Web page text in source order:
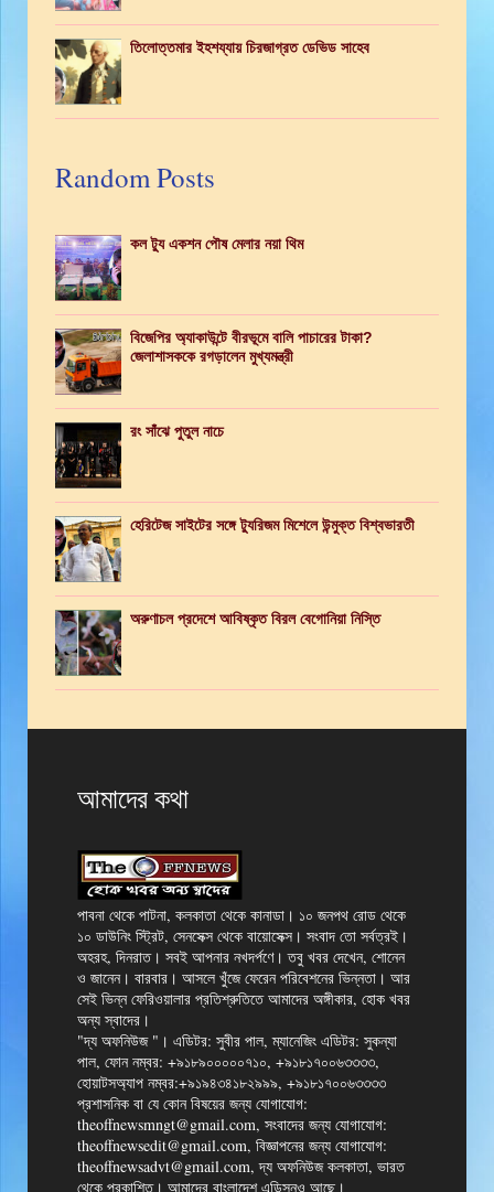
তিলোত্তমার ইহশয্যায় চিরজাগ্রত ডেভিড সাহেব
Random Posts
কল ট্যু একশন পৌষ মেলার নয়া থিম
বিজেপির অ্যাকাউন্টে বীরভূমে বালি পাচারের টাকা?
জেলাশাসককে রগড়ালেন মুখ্যমন্ত্রী
রং সাঁঝে পুতুল নাচে
হেরিটেজ সাইটের সঙ্গে ট্যুরিজম মিশেলে উন্মুক্ত বিশ্বভারতী
অরুণাচল প্রদেশে আবিষ্কৃত বিরল বেগোনিয়া নিস্তি
আমাদের কথা
পাবনা থেকে পাটনা, কলকাতা থেকে কানাডা। ১০ জনপথ রোড থেকে
১০ ডাউনিং স্ট্রিট, সেনসেক্স থেকে বায়োসেক্স। সংবাদ তো সর্বত্রই।
অহরহ, দিনরাত। সবই আপনার নখদর্পণে। তবু খবর দেখেন, শোনেন
ও জানেন। বারবার। আসলে খুঁজে ফেরেন পরিবেশনের ভিন্নতা। আর
সেই ভিন্ন ফেরিওয়ালার প্রতিশ্রুতিতে আমাদের অঙ্গীকার, হোক খবর
অন্য স্বাদের।
"দ্য অফনিউজ "। এডিটর: সুবীর পাল, ম্যানেজিং এডিটর: সুকন্যা
পাল, ফোন নম্বর: +৯১৮৯০০০০০৭১০, +৯১৮১৭০০৬৩৩৩৩,
হোয়াটসঅ্যাপ নম্বর:+৯১৯৪৩৪১৮২৯৯৯, +৯১৮১৭০০৬৩৩৩৩
প্রশাসনিক বা যে কোন বিষয়ের জন্য যোগাযোগ:
theoffnewsmngt@gmail.com, সংবাদের জন্য যোগাযোগ:
theoffnewsedit@gmail.com, বিজ্ঞাপনের জন্য যোগাযোগ:
theoffnewsadvt@gmail.com, দ্য অফনিউজ কলকাতা, ভারত
থেকে প্রকাশিত। আমাদের বাংলাদেশ এডিসনও আছে।